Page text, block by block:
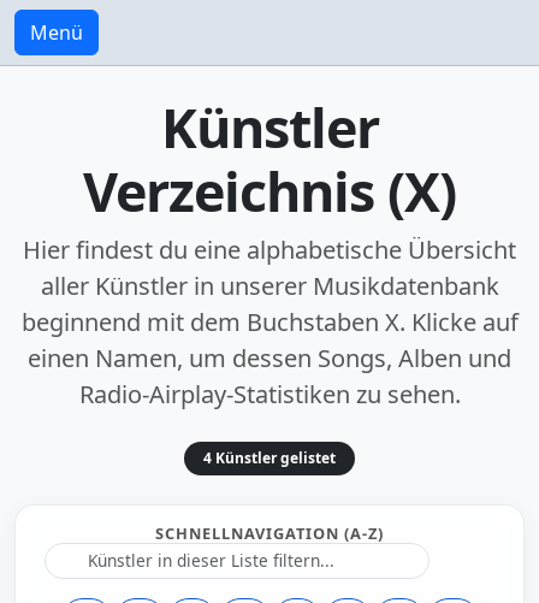
Menü
Künstler
Verzeichnis (X)
Hier findest du eine alphabetische Übersicht
aller Künstler in unserer Musikdatenbank
beginnend mit dem Buchstaben X. Klicke auf
einen Namen, um dessen Songs, Alben und
Radio-Airplay-Statistiken zu sehen.
4 Künstler gelistet
SCHNELLNAVIGATION (A-Z)